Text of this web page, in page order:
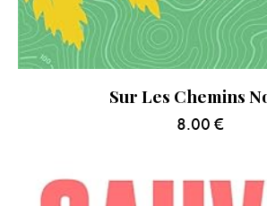
Sur Les Chemins
8.00 €